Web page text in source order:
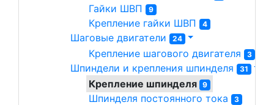
Гайки ШВП 9
Крепление гайки ШВП 4
Шаговые двигатели 24
Крепление шагового двигателя 3
Шпиндели и крепления шпинделя 31
Крепление шпинделя 9
Шпинделя постоянного тока 3